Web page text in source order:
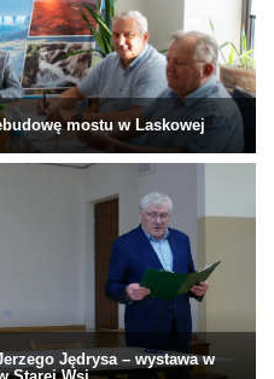
mostu w Laskowej
Jędrysa – wystawa w